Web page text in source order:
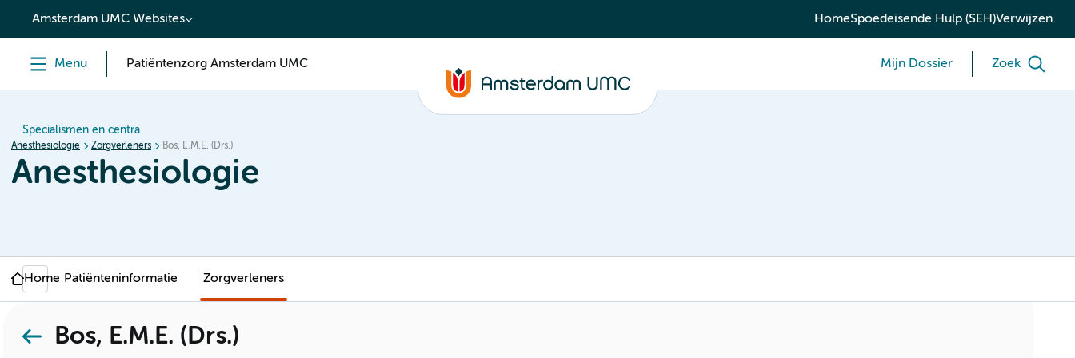
content
Amsterdam UMC Websites HomeSpoedeisende Hulp (SEH)Verwijzen
Menu Patiëntenzorg Amsterdam UMC Mijn Dossier Zoek
Specialismen en centra
Anesthesiologie Zorgverleners Bos, E.M.E. (Drs.)
Anesthesiologie
Home Patiënteninformatie Zorgverleners
Bos, E.M.E. (Drs.)